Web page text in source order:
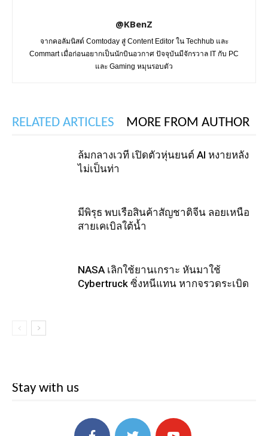
@KBenZ
จากคอลัมนิสต์ Comtoday สู่ Content Editor ใน Techhub และ
Commart เมื่อก่อนอยากเป็นนักบินอวกาศ ปัจจุบันมีจักรวาล IT กับ PC
และ Gaming หมุนรอบตัว
RELATED ARTICLES MORE FROM AUTHOR
ล้มกลางเวที เปิดตัวหุ่นยนต์ AI หงายหลัง
ไม่เป็นท่า
มีพิรุธ พบเรือสินค้าสัญชาติจีน ลอยเหนือ
สายเคเบิลใต้น้ำ
NASA เลิกใช้ยานเกราะ หันมาใช้
Cybertruck ซิ่งหนีแทน หากจรวดระเบิด
Stay with us